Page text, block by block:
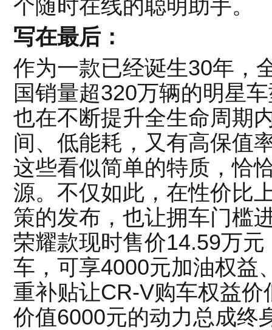
个随时在线的聪明助手。
写在最后：
作为一款已经诞生30年，
国销量超320万辆的明星
也在不断提升全生命周期
间、低能耗，又有高保值
这些看似简单的特质，恰
源。不仅如此，在性价比
策的发布，也让拥车门槛
荣耀款现时售价14.59万
车，可享4000元加油权益
重补贴让CR-V购车权益
价值6000元的动力总成终